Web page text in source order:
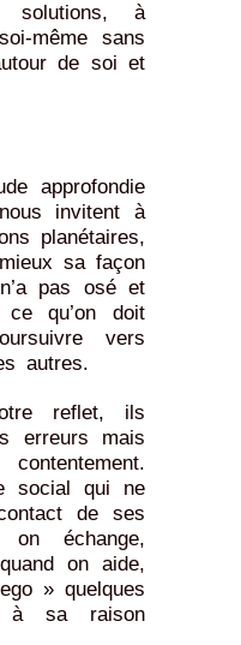
solutions, à
même sans
de soi et
approfondie
invitent à
planétaires,
sa façon
pas osé et
ce qu’on doit
vers
autres.
reflet, ils
erreurs mais
social qui ne
de ses
on échange,
on aide,
» quelques
à sa raison